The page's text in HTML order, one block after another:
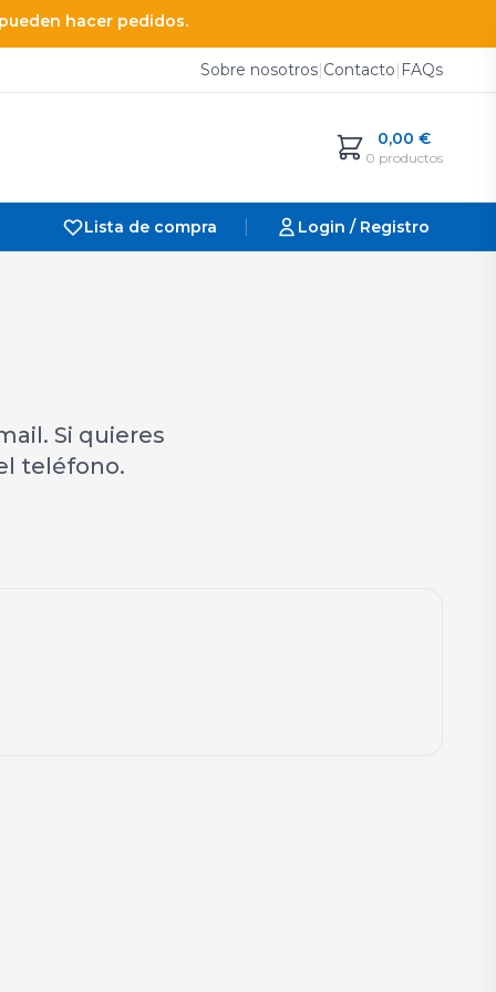
hacer pedidos.
Sobre nosotros|Contacto| FAQs
0,00 €
0 productos
Lista de compra Login / Registro
Si quieres
teléfono.